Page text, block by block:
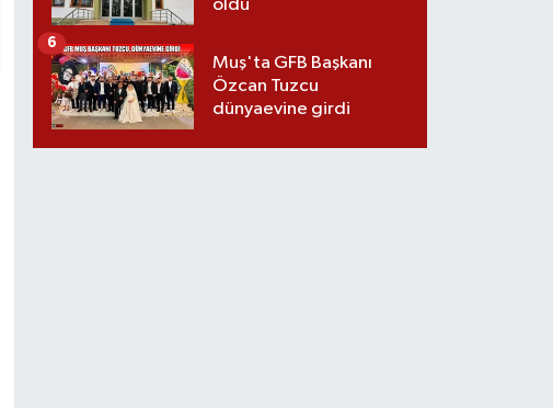
oldu
Muş'ta GFB Başkanı
Özcan Tuzcu
dünyaevine girdi
6